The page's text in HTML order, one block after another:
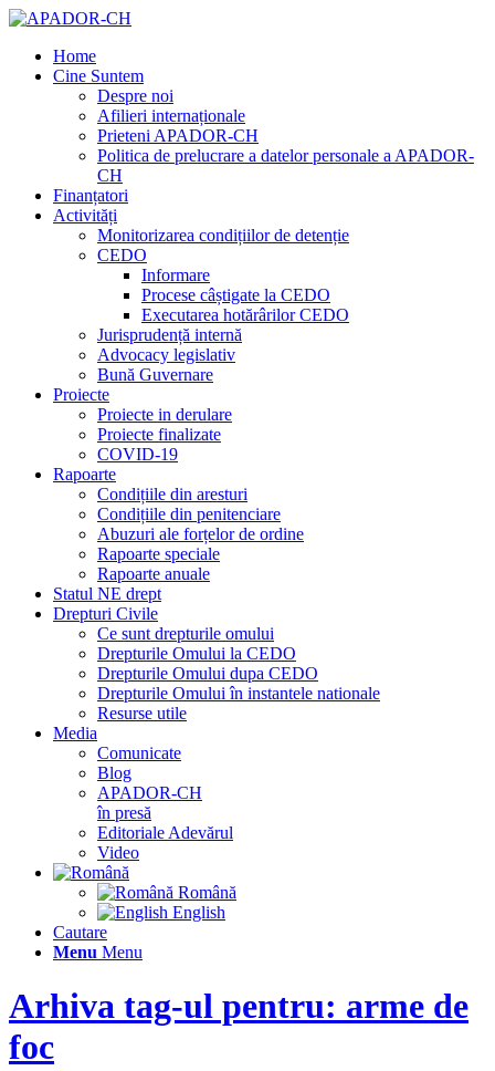
Home
Cine Suntem
Despre noi
Afilieri internaționale
Prieteni APADOR-CH
Politica de prelucrare a datelor personale a APADOR-
CH
Finanțatori
Activități
Monitorizarea condițiilor de detenție
CEDO
Informare
Procese câștigate la CEDO
Executarea hotărârilor CEDO
Jurisprudență internă
Advocacy legislativ
Bună Guvernare
Proiecte
Proiecte in derulare
Proiecte finalizate
COVID-19
Rapoarte
Condițiile din aresturi
Condițiile din penitenciare
Abuzuri ale forțelor de ordine
Rapoarte speciale
Rapoarte anuale
Statul NE drept
Drepturi Civile
Ce sunt drepturile omului
Drepturile Omului la CEDO
Drepturile Omului dupa CEDO
Drepturile Omului în instantele nationale
Resurse utile
Media
Comunicate
Blog
APADOR-CH
în presă
Editoriale Adevărul
Video
Română
English
Cautare
Menu Menu
Arhiva tag-ul pentru: arme de
foc